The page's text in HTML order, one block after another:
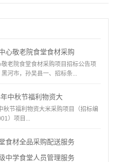
心敬老院食堂食材采购
老院食堂食材采购项目招标公告项
河市，孙吴县一、招标条...
中秋节福利物资大
秋节福利物资大米采购项目（招标编
）项目...
食材全品采购配送服务
中学食堂人员管理服务